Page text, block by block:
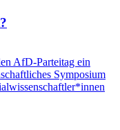
AfD-Parteitag ein
Symposium